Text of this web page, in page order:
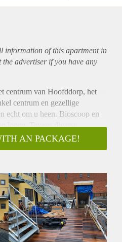
information of this apartmentin
advertiser if you have any
centrum van Hoofddorp, het
centrum en gezellige
echt om u heen. Bioscoop en
lopen. Tevens diverse
vervoer en loop afstand
woonkamer, slaapkamer,
en toilet, wasmachine ruimte en
technieken dus met warmte
per woning en de allerhoogste
AN PACKAGE!